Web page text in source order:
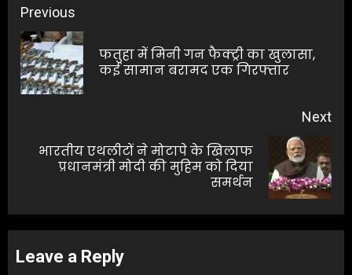
Post
navigation
Previous
फतुहा में मिनी गन फैक्ट्री का खुलासा,
कई सामान बरामद एक गिरफ्तार
Next
भारतीय एथलीटों ने मोटापे के खिलाफ
प्रधानमंत्री मोदी की मुहिम को दिया
समर्थन
Leave a Reply